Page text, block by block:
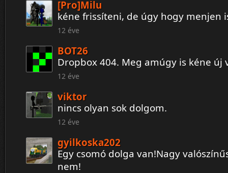
[Pro]Milu
kéne frissíteni, de úgy hogy menjen
12 éve
BOT26
Dropbox 404. Meg amúgy is kéne új
12 éve
viktor
nincs olyan sok dolgom.
12 éve
gyilkoska202
Egy csomó dolga van!Nagy
nem!